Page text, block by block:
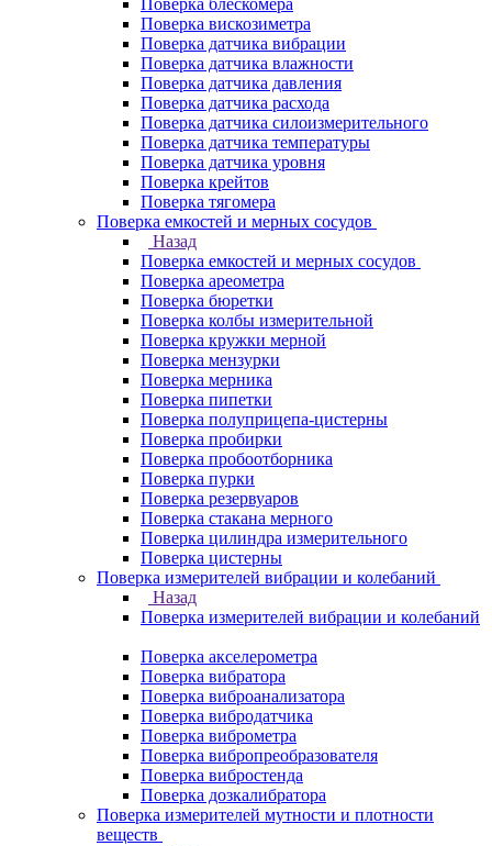
Поверка блескомера
Поверка вискозиметра
Поверка датчика вибрации
Поверка датчика влажности
Поверка датчика давления
Поверка датчика расхода
Поверка датчика силоизмерительного
Поверка датчика температуры
Поверка датчика уровня
Поверка крейтов
Поверка тягомера
Поверка емкостей и мерных сосудов
Назад
Поверка емкостей и мерных сосудов
Поверка ареометра
Поверка бюретки
Поверка колбы измерительной
Поверка кружки мерной
Поверка мензурки
Поверка мерника
Поверка пипетки
Поверка полуприцепа-цистерны
Поверка пробирки
Поверка пробоотборника
Поверка пурки
Поверка резервуаров
Поверка стакана мерного
Поверка цилиндра измерительного
Поверка цистерны
Поверка измерителей вибрации и колебаний
Назад
Поверка измерителей вибрации и колебаний
Поверка акселерометра
Поверка вибратора
Поверка виброанализатора
Поверка вибродатчика
Поверка виброметра
Поверка вибропреобразователя
Поверка вибростенда
Поверка дозкалибратора
Поверка измерителей мутности и плотности
веществ